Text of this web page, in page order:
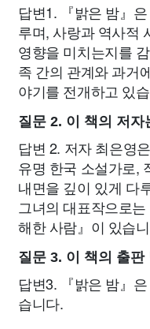
답변1. 『밝은 밤』
루며, 사랑과 역사적
영향을 미치는지를
족 간의 관계와 과거
야기를 전개하고 있
질문 2. 이 책의 저
답변 2. 저자 최은영
유명 한국 소설가로,
내면을 깊이 있게 다
그녀의 대표작으로
해한 사람』이 있습
질문 3. 이 책의 출
답변3. 『밝은 밤』
습니다.